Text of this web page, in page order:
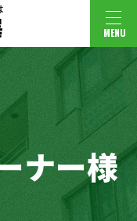
MENU
ナー様